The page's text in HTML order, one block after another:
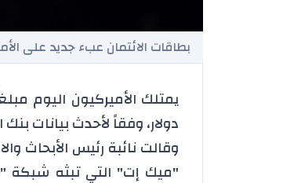
بطاقات الائتمان عبء جديد على
دولار، وفقاً لأحدث بيانات بنك
وقالت نائبة رئيس الأبحاث